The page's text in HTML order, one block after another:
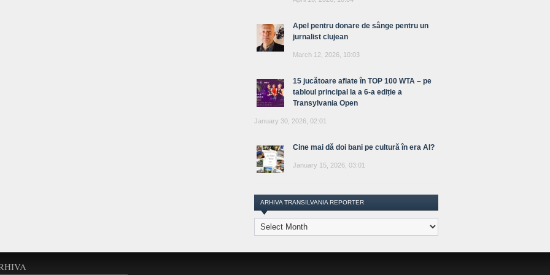
Apel pentru donare de sânge pentru un
jurnalist clujean
March 12, 2026, 10:03
15 jucătoare aflate în TOP 100 WTA – pe
tabloul principal la a 6-a ediție a
Transylvania Open
January 30, 2026, 02:01
Cine mai dă doi bani pe cultură în era AI?
January 15, 2026, 03:01
ARHIVA TRANSILVANIA REPORTER
Arhiva
Transilvania